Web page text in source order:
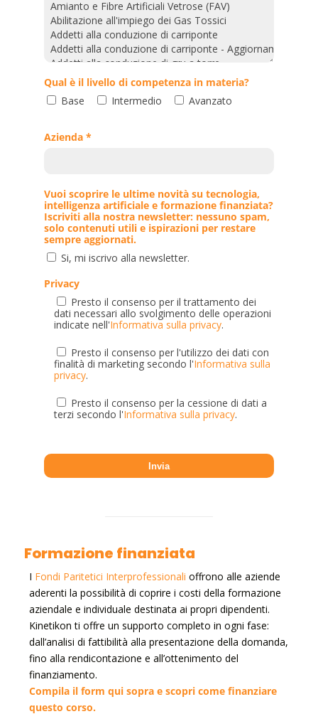
Qual è il livello di competenza in materia?
Base
Intermedio Avanzato
Azienda *
Vuoi scoprire le ultime novità su tecnologia,
intelligenza artificiale e formazione finanziata?
Iscriviti alla nostra newsletter: nessuno spam,
solo contenuti utili e ispirazioni per restare
sempre aggiornati.
Si, mi iscrivo alla newsletter.
Privacy
Presto il consenso per il trattamento dei
dati necessari allo svolgimento delle operazioni
indicate nell'Informativa sulla privacy.
Presto il consenso per l'utilizzo dei dati con
finalità di marketing secondo l'Informativa sulla
privacy.
Presto il consenso per la cessione di dati a
terzi secondo l'Informativa sulla privacy.
Formazione finanziata
I Fondi Paritetici Interprofessionali offrono alle aziende
aderenti la possibilità di coprire i costi della formazione
aziendale e individuale destinata ai propri dipendenti.
Kinetikon ti offre un supporto completo in ogni fase:
dall’analisi di fattibilità alla presentazione della domanda,
fino alla rendicontazione e all’ottenimento del
finanziamento.
Compila il form qui sopra e scopri come finanziare
questo corso.